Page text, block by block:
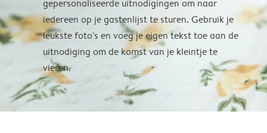
gepersonaliseerde uitnodigingen om naar
iedereen op je gastenlijst te sturen. Gebruik je
leukste foto's en voeg je eigen tekst toe aan de
uitnodiging om de komst van je kleintje te
vieren.